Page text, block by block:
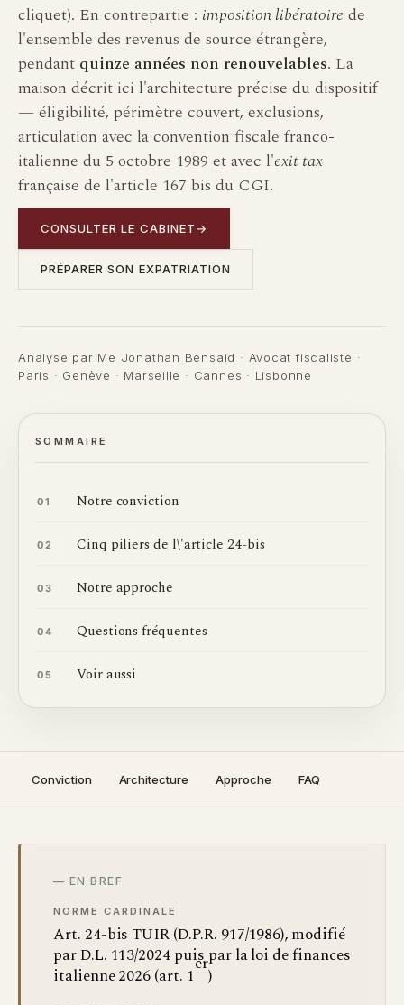
cliquet). En contrepartie : imposition libératoire de
l'ensemble des revenus de source étrangère,
pendant quinze années non renouvelables. La
maison décrit ici l'architecture précise du dispositif
— éligibilité, périmètre couvert, exclusions,
articulation avec la convention fiscale franco-
italienne du 5 octobre 1989 et avec l'exit tax
française de l'article 167 bis du CGI.
CONSULTER LE CABINET→
PRÉPARER SON EXPATRIATION
Analyse par Me Jonathan Bensaid · Avocat fiscaliste ·
Paris · Genève · Marseille · Cannes · Lisbonne
SOMMAIRE
01 Notre conviction
02 Cinq piliers de l\'article 24-bis
03 Notre approche
04 Questions fréquentes
05 Voir aussi
Conviction Architecture Approche FAQ
— EN BREF
NORME CARDINALE
Art. 24-bis TUIR (D.P.R. 917/1986), modifié
par D.L. 113/2024 puis par la loi de finances
italienne 2026 (art. 1
er
)